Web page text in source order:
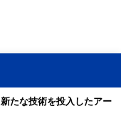
たな技術を投入したアー